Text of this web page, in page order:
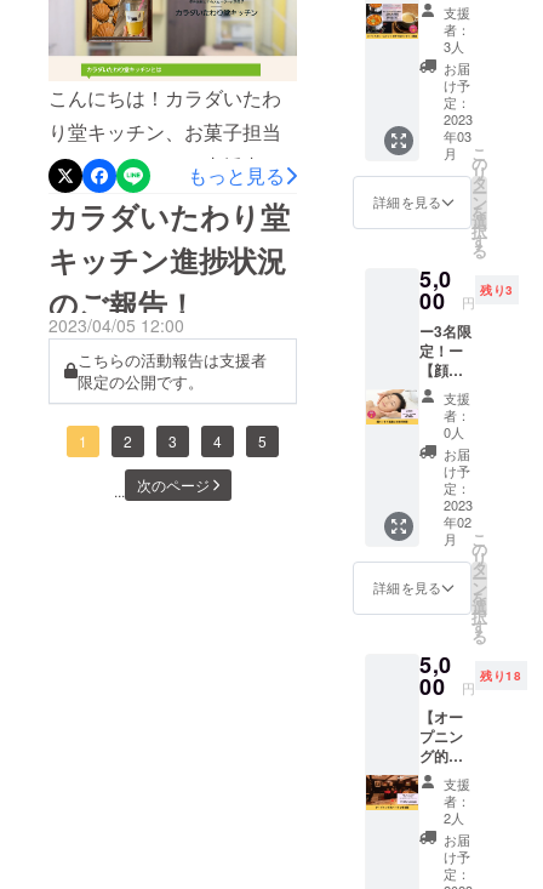
先週末にもなみんと荷物を
運びこんだり、買い出しに
行ったりと準備を進めてお
ります。私は調理道具をレ
ンタルキッチンに預けてい
たり、材料がそろってな
かったりとまだまだ準備し
なければならないことも多
いのですが、なんとか間に
合わせます！６日には、焼
き立てマドレーヌをご提供
する予定です。お近くの方
は、ぜひ遊びに来てくださ
い。５月の営業予定は画像
の通りです。スムージーは
こんにちは！カラダいたわ
り堂キッチン、お菓子担当
のマチコです。ご支援者限
定で活動報告させていただ
いていましたが、キッチン
の準備が遅れて、３月まで
のオープンができませんで
した。申し訳ありませ
ん！！しかし先日、遅れば
せながら保健所に営業許可
申請を提出してまいりまし
た！来週、現地のチェック
を受けます！これが通れ
もっと見る
カラダいたわり堂
キッチン進捗状況
のご報告！
2023/04/05 12:00
こちらの活動報告は支援者
限定の公開です。
1 2 3 4 5
... 次のページ
います！み
なさまいつ
もありがと
の作り
方オン
ライン
講座】
マチコ
さんに
よる
「基本
のスパ
イスカ
レーと
美味し
イの作
り方オ
ンライ
ン講
座」を
受講で
きる権
です。
スパイ
スセッ
トとレ
シピを
お送り
し、オ
ンライ
ンで作
りかた
やれば
誰でも
簡単に
作れま
すよ！
■詳細
・日
程：
2023年
3月の土
日で開
催予定
支援
者：
3人
お届
け予
定：
2023
年03
月
詳細を見る
こ
の
リ
タ
ー
ン
を
選
択
す
る
5,0
00 円
残り3
ー3名限
定！ー
【顔
スッキ
リ肌艶
ピカ施
術体
験】 カ
ラダい
たわり
堂で人
気のセ
ラピス
ト・ひ
ろこさ
んのお
術。 デ
コルテ
のリン
パの流
れを良
くした
後、首
と肩を
しっか
りほぐ
して緊
張を
支援
者：
0人
お届
け予
定：
2023
年02
月
詳細を見る
こ
の
リ
タ
ー
ン
を
選
択
す
る
5,0
00 円
残り18
【オー
プニン
グ的
パー
ティー
参加
権】 カ
ラダい
たわり
支援
者：
2人
お届
け予
定：